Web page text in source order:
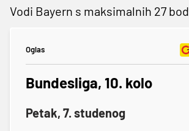
Vodi Bayern s maksimalnih 27
Oglas
Bundesliga, 10. kolo
Petak, 7. studenog